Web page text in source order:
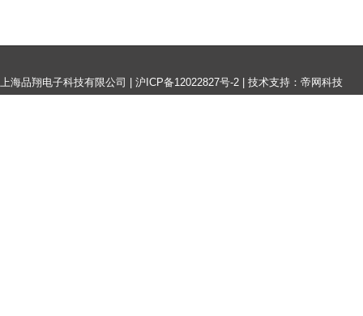
上海品翔电子科技有限公司 | 沪ICP备12022827号-2 技术支持：帝网科技